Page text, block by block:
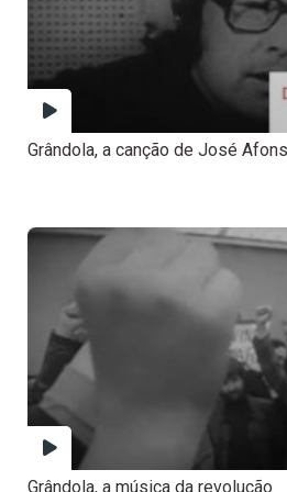
Grândola, a canção de José
Grândola, a música da revolução